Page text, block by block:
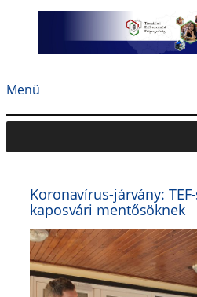
Menü
Koronavírus-járvány:
kaposvári mentősöknek